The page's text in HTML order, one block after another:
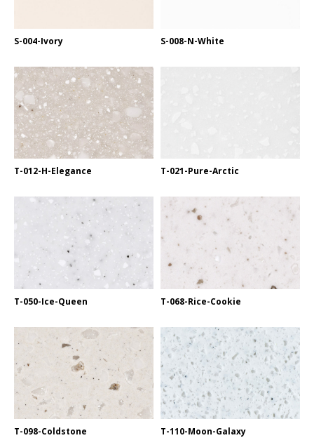
S-004-Ivory S-008-N-White
T-012-H-Elegance T-021-Pure-Arctic
T-050-Ice-Queen T-068-Rice-Cookie
T-098-Coldstone T-110-Moon-Galaxy